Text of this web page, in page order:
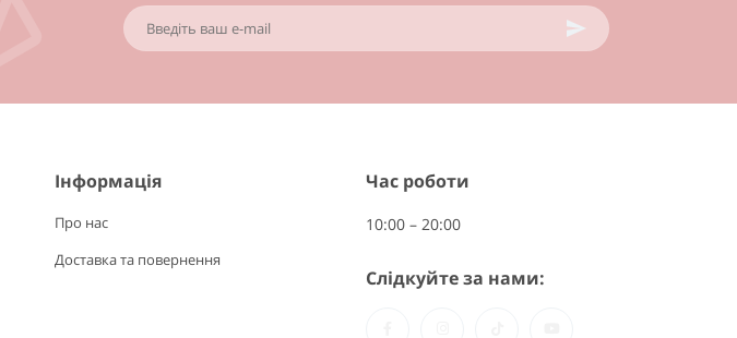
Інформація
Про нас
Доставка та повернення
Час роботи
10:00 – 20:00
Слідкуйте за нами: